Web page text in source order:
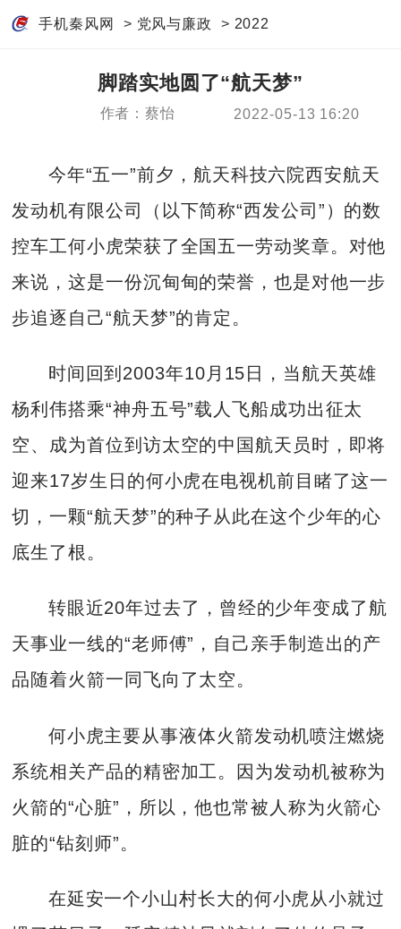
手机秦风网 > 党风与廉政 > 2022
脚踏实地圆了“航天梦”
作者：蔡怡 2022-05-13 16:20
今年“五一”前夕，航天科技六院西安航天
发动机有限公司（以下简称“西发公司”）的数
控车工何小虎荣获了全国五一劳动奖章。对他
来说，这是一份沉甸甸的荣誉，也是对他一步
步追逐自己“航天梦”的肯定。
时间回到2003年10月15日，当航天英雄
杨利伟搭乘“神舟五号”载人飞船成功出征太
空、成为首位到访太空的中国航天员时，即将
迎来17岁生日的何小虎在电视机前目睹了这一
切，一颗“航天梦”的种子从此在这个少年的心
底生了根。
转眼近20年过去了，曾经的少年变成了航
天事业一线的“老师傅”，自己亲手制造出的产
品随着火箭一同飞向了太空。
何小虎主要从事液体火箭发动机喷注燃烧
系统相关产品的精密加工。因为发动机被称为
火箭的“心脏”，所以，他也常被人称为火箭心
脏的“钻刻师”。
在延安一个小山村长大的何小虎从小就过